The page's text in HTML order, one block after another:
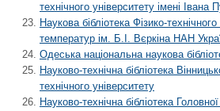
технічного університету імені Івана
Наукова бібліотека Фізико-
температур ім. Б.І. Вєркіна НАН
Одеська національна наукова
Науково-технічна бібліотека
технічного університету
Науково-технічна бібліотека